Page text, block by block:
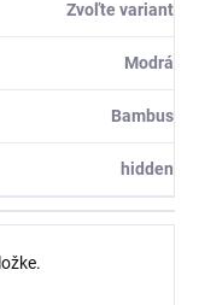
Zvoľte variant
Modrá
Bambus
hidden